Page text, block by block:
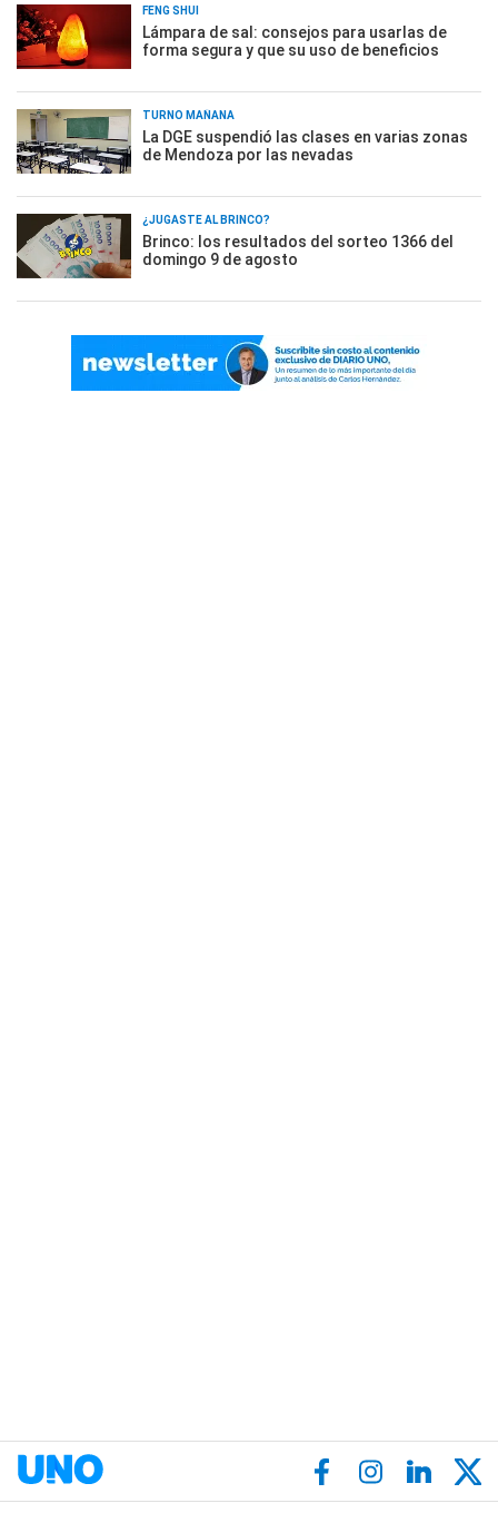
FENG SHUI
Lámpara de sal: consejos para usarlas de
forma segura y que su uso de beneficios
TURNO MAÑANA
La DGE suspendió las clases en varias zonas
de Mendoza por las nevadas
¿JUGASTE AL BRINCO?
Brinco: los resultados del sorteo 1366 del
domingo 9 de agosto